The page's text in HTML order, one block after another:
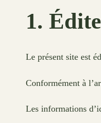
1.
Le présent site est
Conformément à
Les informations